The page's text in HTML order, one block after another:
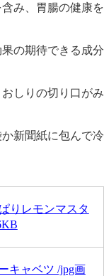
み、胃腸の健康を
の期待できる成分
しりの切り口がみ
新聞紙に包んで冷
りレモンマスタ
キャベツ /jpg画